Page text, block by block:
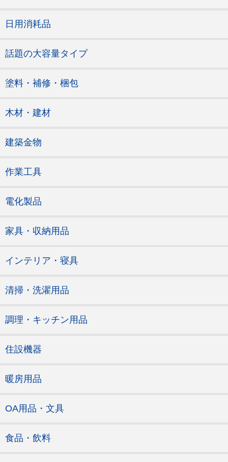
日用消耗品
話題の大容量タイプ
塗料・補修・梱包
木材・建材
建築金物
作業工具
電化製品
家具・収納用品
インテリア・寝具
清掃・洗濯用品
調理・キッチン用品
住設機器
暖房用品
OA用品・文具
食品・飲料